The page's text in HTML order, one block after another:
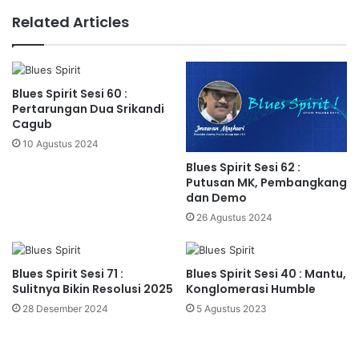
Related Articles
Blues Spirit Sesi 60 :
Pertarungan Dua Srikandi
Cagub
10 Agustus 2024
Blues Spirit Sesi 62 :
Putusan MK, Pembangkang
dan Demo
26 Agustus 2024
Blues Spirit Sesi 71 :
Sulitnya Bikin Resolusi 2025
28 Desember 2024
Blues Spirit Sesi 40 : Mantu,
Konglomerasi Humble
5 Agustus 2023